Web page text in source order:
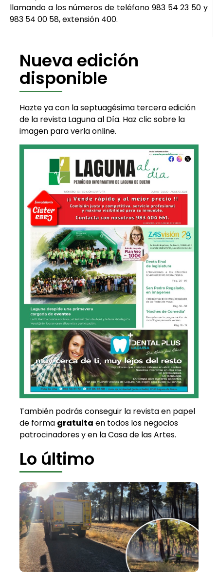
llamando a los números de teléfono 983 54 23 50 y
983 54 00 58, extensión 400.
Nueva edición
disponible
Hazte ya con la septuagésima tercera edición
de la revista Laguna al Día. Haz clic sobre la
imagen para verla online.
También podrás conseguir la revista en papel
de forma gratuita en todos los negocios
patrocinadores y en la Casa de las Artes.
Lo último